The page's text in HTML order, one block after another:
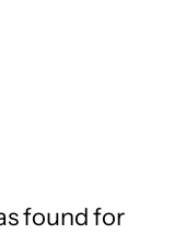
found for